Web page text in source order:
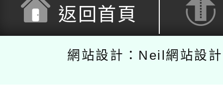
返回首頁
網站設計：Neil網站設